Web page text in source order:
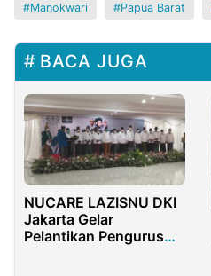
Manokwari Papua Barat
BACA JUGA
NUCARE LAZISNU DKI
Jakarta Gelar
Pelantikan Pengurus